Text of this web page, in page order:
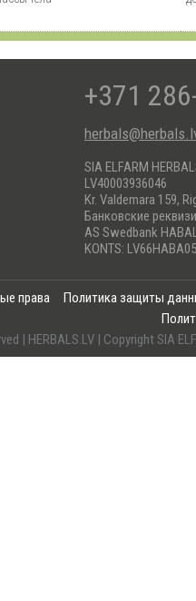
+371
SIA ELFARM
LV40003936046
Kr. Valdemara 159,
Банковские
AS Swedbank
KONTS:
права
Политика защиты
| HERBALS.LV | Copyright SIA